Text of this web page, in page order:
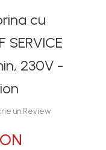
cu
230V -
un Review